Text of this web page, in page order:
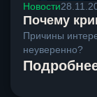
Новости
Почему
Причины
неуверенно?